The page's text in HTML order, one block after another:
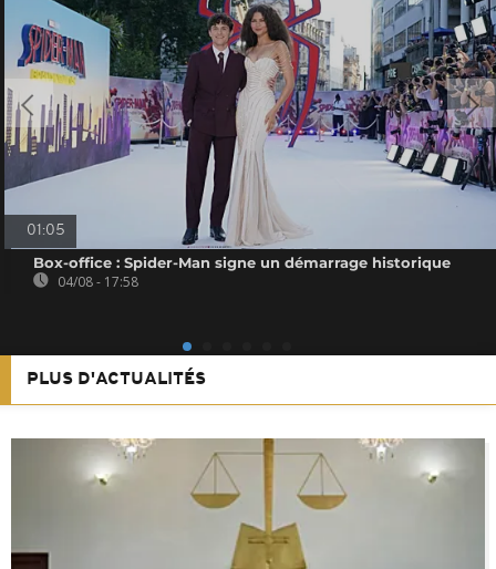
01:05
Box-office : Spider-Man signe un démarrage historique
04/08 - 17:58
PLUS D'ACTUALITÉS